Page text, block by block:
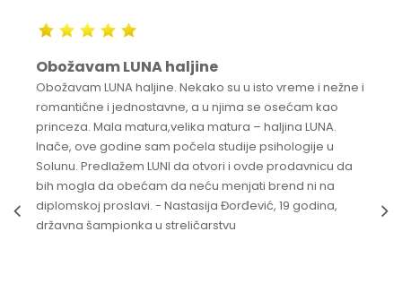
Obožavam LUNA haljine
Obožavam LUNA haljine. Nekako su u isto vreme i nežne i
romantične i jednostavne, a u njima se osećam kao
princeza. Mala matura,velika matura – haljina LUNA.
Inače, ove godine sam počela studije psihologije u
Solunu. Predlažem LUNI da otvori i ovde prodavnicu da
bih mogla da obećam da neću menjati brend ni na
diplomskoj proslavi. - Nastasija Đorđević, 19 godina,
državna šampionka u streličarstvu